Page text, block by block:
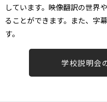
しています。映像翻訳の世界
ることができます。また、字
す。
学校説明会